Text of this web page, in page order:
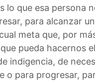
lo que esa persona
para alcanzar
meta que, por
pueda hacernos
indigencia, de
o para progresar,